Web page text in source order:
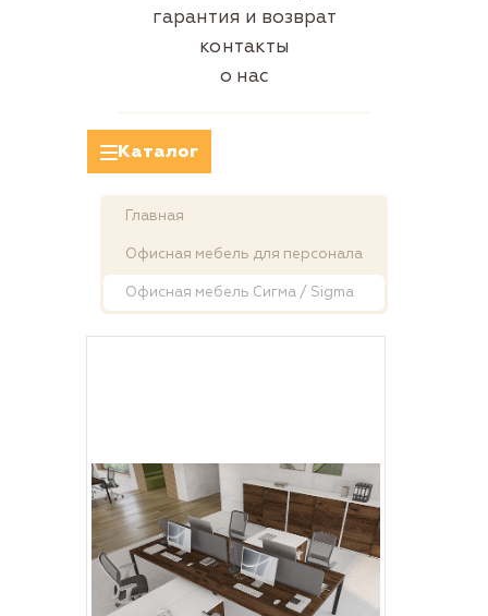
гарантия и возврат
контакты
о нас
Каталог
Главная
Офисная мебель для персонала
Офисная мебель Сигма / Sigma